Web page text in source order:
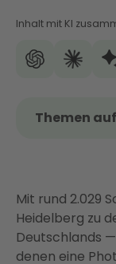
Inhalt mit KI
Themen
lohnt
Ist Ihr Dach
geeignet?
Mit rund 2.029
Heidelberg zu
Deutschlands
denen eine